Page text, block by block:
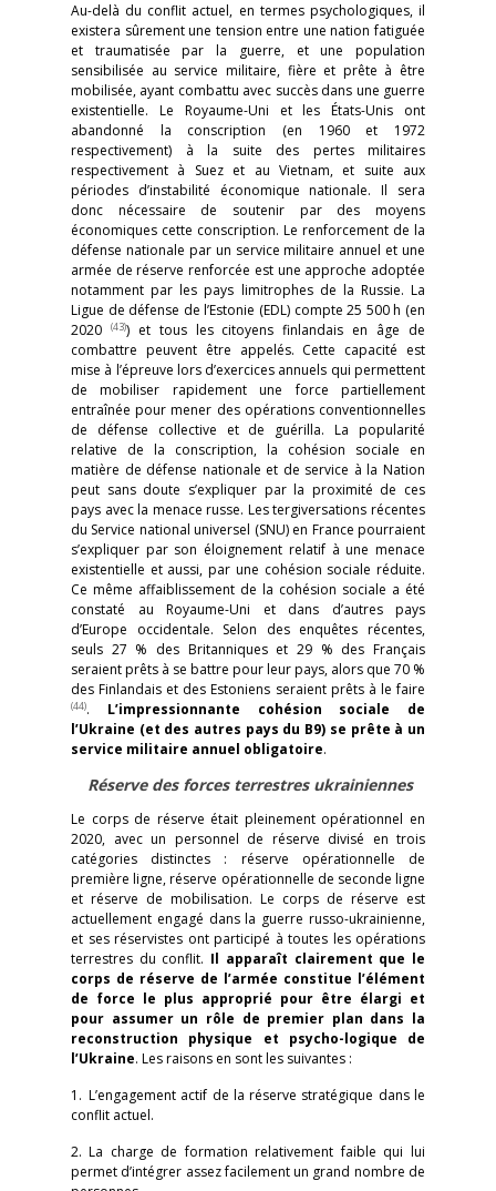
Au-delà du conflit actuel, en termes psychologiques, il
existera sûrement une tension entre une nation fatiguée
et traumatisée par la guerre, et une population
sensibilisée au service militaire, fière et prête à être
mobilisée, ayant combattu avec succès dans une guerre
existentielle. Le Royaume-Uni et les États-Unis ont
abandonné la conscription (en 1960 et 1972
respectivement) à la suite des pertes militaires
respectivement à Suez et au Vietnam, et suite aux
périodes d’instabilité économique nationale. Il sera
donc nécessaire de soutenir par des moyens
économiques cette conscription. Le renforcement de la
défense nationale par un service militaire annuel et une
armée de réserve renforcée est une approche adoptée
notamment par les pays limitrophes de la Russie. La
Ligue de défense de l’Estonie (EDL) compte 25 500 h (en
2020
(43)) et tous les citoyens finlandais en âge de
combattre peuvent être appelés. Cette capacité est
mise à l’épreuve lors d’exercices annuels qui permettent
de mobiliser rapidement une force partiellement
entraînée pour mener des opérations conventionnelles
de défense collective et de guérilla. La popularité
relative de la conscription, la cohésion sociale en
matière de défense nationale et de service à la Nation
peut sans doute s’expliquer par la proximité de ces
pays avec la menace russe. Les tergiversations récentes
du Service national universel (SNU) en France pourraient
s’expliquer par son éloignement relatif à une menace
existentielle et aussi, par une cohésion sociale réduite.
Ce même affaiblissement de la cohésion sociale a été
constaté au Royaume-Uni et dans d’autres pays
d’Europe occidentale. Selon des enquêtes récentes,
seuls 27 % des Britanniques et 29 % des Français
seraient prêts à se battre pour leur pays, alors que 70 %
des Finlandais et des Estoniens seraient prêts à le faire
(44). L’impressionnante cohésion sociale de
l’Ukraine (et des autres pays du B9) se prête à un
service militaire annuel obligatoire.
Réserve des forces terrestres ukrainiennes
Le corps de réserve était pleinement opérationnel en
2020, avec un personnel de réserve divisé en trois
catégories distinctes : réserve opérationnelle de
première ligne, réserve opérationnelle de seconde ligne
et réserve de mobilisation. Le corps de réserve est
actuellement engagé dans la guerre russo-ukrainienne,
et ses réservistes ont participé à toutes les opérations
terrestres du conflit. Il apparaît clairement que le
corps de réserve de l’armée constitue l’élément
de force le plus approprié pour être élargi et
pour assumer un rôle de premier plan dans la
reconstruction physique et psycho-logique de
l’Ukraine. Les raisons en sont les suivantes :
1. L’engagement actif de la réserve stratégique dans le
conflit actuel.
2. La charge de formation relativement faible qui lui
permet d’intégrer assez facilement un grand nombre de